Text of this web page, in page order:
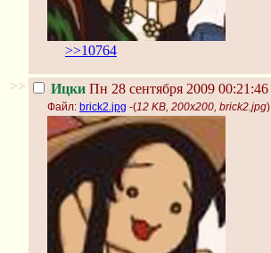
>>10764
>> Ицки Пн 28 сентября 2009 00:21:46
Файл: brick2.jpg -(12 KB, 200x200, brick2.jpg)